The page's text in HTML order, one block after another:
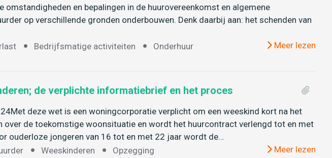
omstandigheden en bepalingen in de huurovereenkomst en algemene
op verschillende gronden onderbouwen. Denk daarbij aan: het schenden van
Bedrijfsmatige activiteiten Onderhuur Meer lezen
de verplichte informatiebrief en het proces
deze wet is een woningcorporatie verplicht om een weeskind kort na het
over de toekomstige woonsituatie en wordt het huurcontract verlengd tot en met
ouderloze jongeren van 16 tot en met 22 jaar wordt de…
Weeskinderen Opzegging Meer lezen